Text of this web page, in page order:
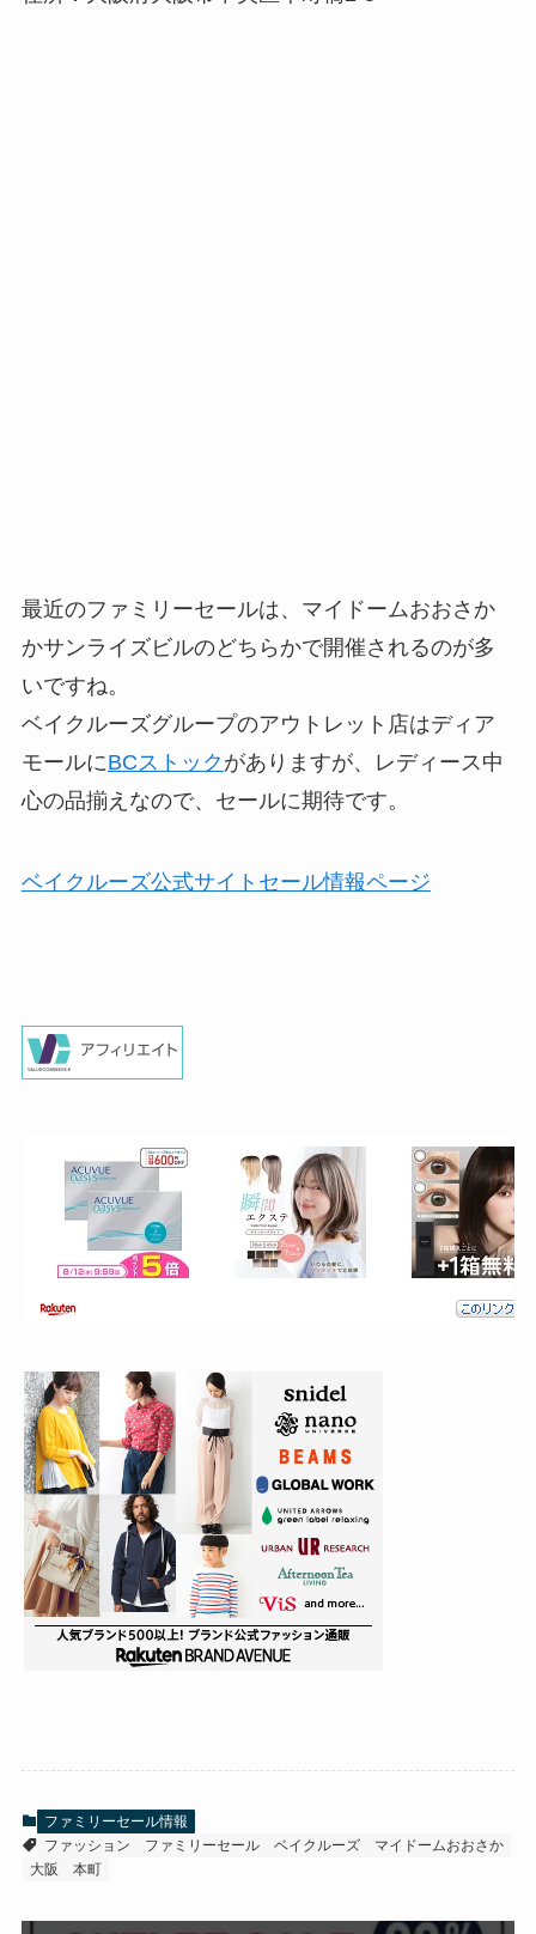
最近のファミリーセールは、マイドームおおさか
かサンライズビルのどちらかで開催されるのが多
いですね。
ベイクルーズグループのアウトレット店はディア
モールにBCストック がありますが、レディース中
心の品揃えなので、セールに期待です。
ベイクルーズ公式サイトセール情報ページ
ファミリーセール情報
ファッション
ファミリーセール ベイクルーズ
マイドームおおさか
大阪
本町